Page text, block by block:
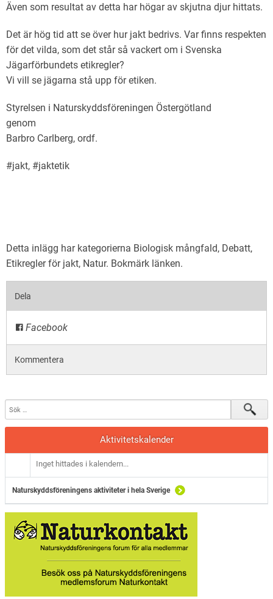
Även som resultat av detta har högar av skjutna djur hittats.
Det är hög tid att se över hur jakt bedrivs. Var finns respekten
för det vilda, som det står så vackert om i Svenska
Jägarförbundets etikregler?
Vi vill se jägarna stå upp för etiken.
Styrelsen i Naturskyddsföreningen Östergötland
genom
Barbro Carlberg, ordf.
#jakt, #jaktetik
Detta inlägg har kategorierna Biologisk mångfald, Debatt,
Etikregler för jakt, Natur. Bokmärk länken.
Dela
Facebook
Kommentera
Aktivitetskalender
Inget hittades i kalendern...
Naturskyddsföreningens aktiviteter i hela Sverige